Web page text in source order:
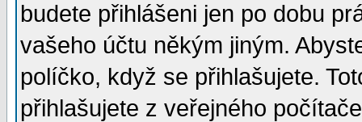
budete přihlášeni jen po dobu
vašeho účtu někým jiným.
políčko, když se přihlašujete.
přihlašujete z veřejného